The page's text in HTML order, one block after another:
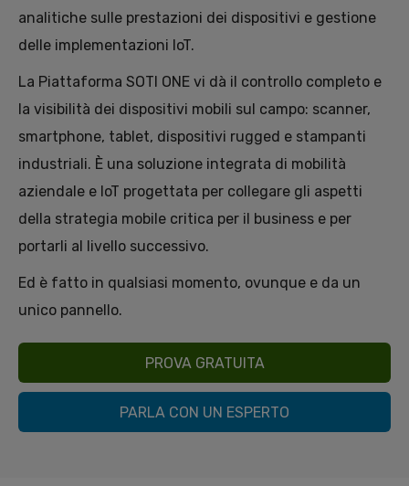
analitiche sulle prestazioni dei dispositivi e gestione
delle implementazioni IoT.
La Piattaforma SOTI ONE vi dà il controllo completo e
la visibilità dei dispositivi mobili sul campo: scanner,
smartphone, tablet, dispositivi rugged e stampanti
industriali. È una soluzione integrata di mobilità
aziendale e IoT progettata per collegare gli aspetti
della strategia mobile critica per il business e per
portarli al livello successivo.
Ed è fatto in qualsiasi momento, ovunque e da un
unico pannello.
PROVA GRATUITA
PARLA CON UN ESPERTO